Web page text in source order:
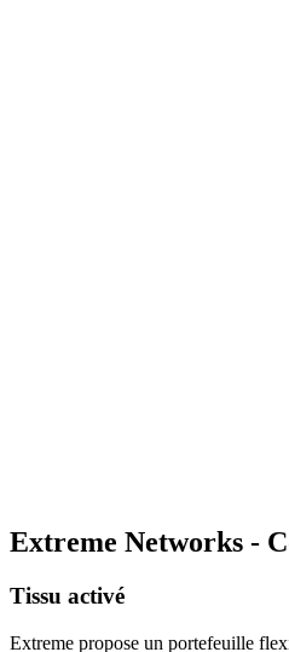
Extreme Networks -
Tissu activé
Extreme propose un portefeuille